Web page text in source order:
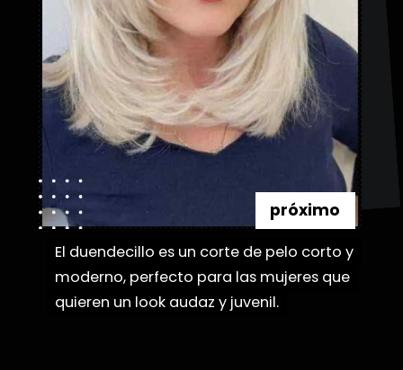
El duendecillo es un corte de pelo corto y
moderno, perfecto para las mujeres que
quieren un look audaz y juvenil.
El duendecillo es un corte de pelo corto y
moderno, perfecto para las mujeres que
quieren un look audaz y juvenil.
próximo